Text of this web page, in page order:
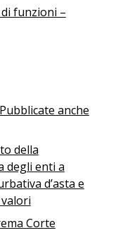
funzioni –
anche
della
degli enti a
d’asta e
Corte